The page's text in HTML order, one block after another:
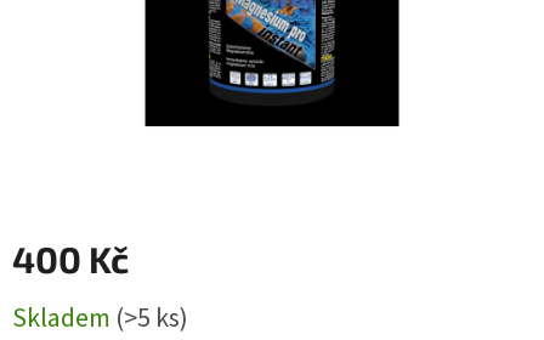
400 Kč
cena:
Skladem (>5 ks)